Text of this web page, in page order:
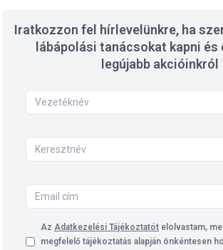
Iratkozzon fel hírlevelünkre, ha
lábápolási tanácsokat kapni
legújabb akcióinkról
Az Adatkezelési Tájékoztatót elolvastam,
megfelelő tájékoztatás alapján önkéntesen